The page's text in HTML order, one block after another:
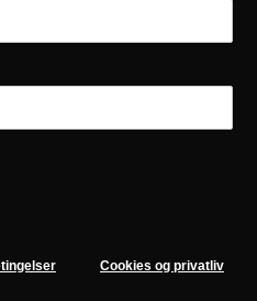
Cookies og privatliv